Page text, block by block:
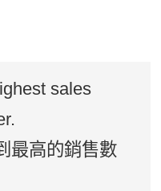
sales
最高的銷售數